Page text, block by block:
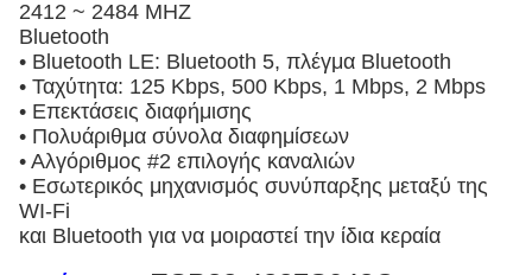
2412 ~ 2484 MHZ
Bluetooth
• Bluetooth LE: Bluetooth 5, πλέγμα Bluetooth
• Ταχύτητα: 125 Kbps, 500 Kbps, 1 Mbps, 2 Mbps
• Επεκτάσεις διαφήμισης
• Πολυάριθμα σύνολα διαφημίσεων
• Αλγόριθμος #2 επιλογής καναλιών
• Εσωτερικός μηχανισμός συνύπαρξης μεταξύ της
WI-Fi
και Bluetooth για να μοιραστεί την ίδια κεραία